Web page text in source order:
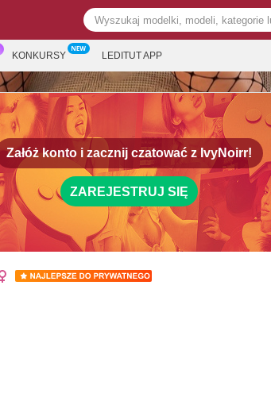
KONKURSY LEDITUT APP
Załóż konto i zacznij czatować z IvyNoirr!
ZAREJESTRUJ SIĘ